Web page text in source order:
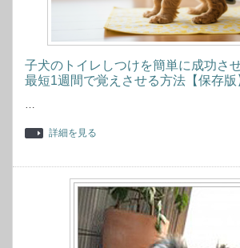
子犬のトイレしつけを簡単に成功さ
最短1週間で覚えさせる方法【保存版
…
詳細を見る